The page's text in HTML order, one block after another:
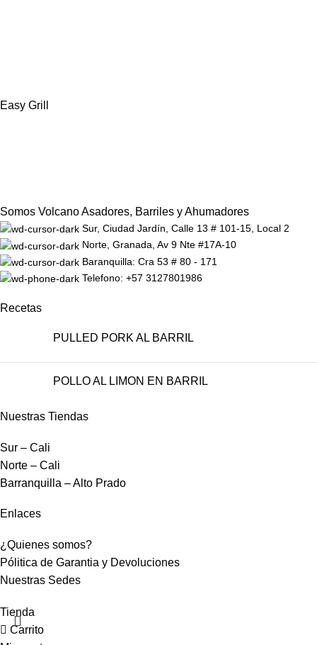
Easy Grill
Somos Volcano Asadores, Barriles y Ahumadores
Sur, Ciudad Jardín, Calle 13 # 101-15, Local 2
Norte, Granada, Av 9 Nte #17A-10
Baranquilla: Cra 53 # 80 - 171
Telefono: +57 3127801986
Recetas
PULLED PORK AL BARRIL
POLLO AL LIMON EN BARRIL
Nuestras Tiendas
Sur – Cali
Norte – Cali
Barranquilla – Alto Prado
Enlaces
¿Quienes somos?
Pólitica de Garantia y Devoluciones
Nuestras Sedes
Tienda
Carrito